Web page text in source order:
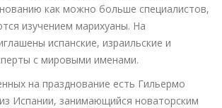
как можно больше специалистов,
изучением марихуаны. На
испанские, израильские и
с мировыми именами.
на празднование есть Гильермо
Испании, занимающийся новаторским